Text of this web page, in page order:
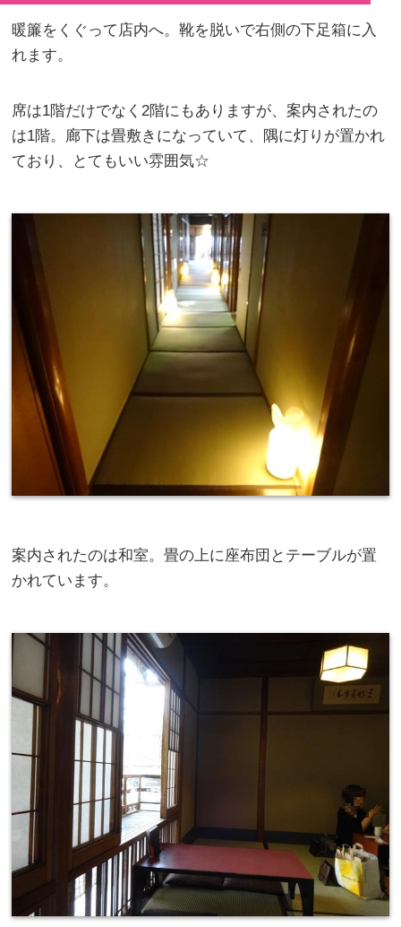
暖簾をくぐって店内へ。靴を脱いで右側の下足箱に入
れます。
席は1階だけでなく2階にもありますが、案内されたの
は1階。廊下は畳敷きになっていて、隅に灯りが置かれ
ており、とてもいい雰囲気☆
案内されたのは和室。畳の上に座布団とテーブルが置
かれています。